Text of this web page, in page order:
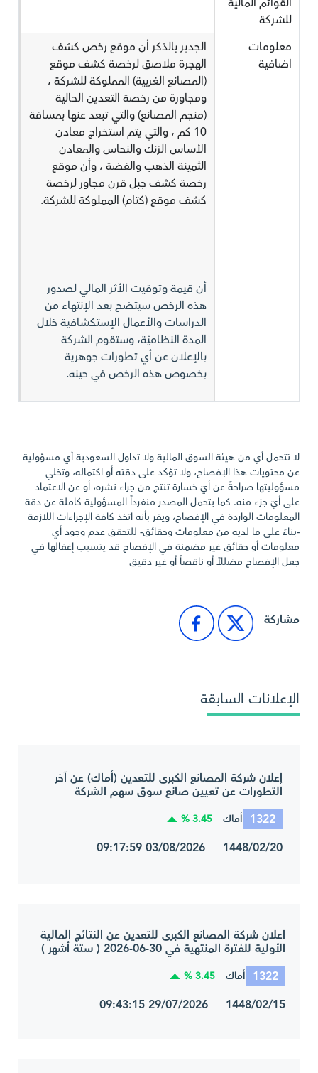
للشركة
معلومات
اضافية
الجدير بالذكر أن موقع رخص كشف
الهجرة ملاصق لرخصة كشف موقع
(المصانع الغربية) المملوكة للشركة ،
ومجاورة من رخصة التعدين الحالية
(منجم المصانع) والتي تبعد عنها بمسافة
10 كم ، والتي يتم استخراج معادن
الأساس الزنك والنحاس والمعادن
الثمينة الذهب والفضة ، وأن موقع
رخصة كشف جبل قرن مجاور لرخصة
كشف موقع (كتام) المملوكة للشركة.
أن قيمة وتوقيت الأثر المالي لصدور
هذه الرخص سيتضح بعد الإنتهاء من
الدراسات والأعمال الإستكشافية خلال
المدة النظاميّة، وستقوم الشركة
بالإعلان عن أي تطورات جوهرية
بخصوص هذه الرخص في حينه.
لا تتحمل أي من هيئة السوق المالية ولا تداول السعودية أي مسؤولية
عن محتويات هذا الإفصاح، ولا تؤكد على دقته أو اكتماله، وتخلي
مسؤوليتها صراحةً عن أيّ خسارة تنتج من جراء نشره، أو عن الاعتماد
على أيّ جزء منه. كما يتحمل المصدر منفرداً المسؤولية كاملة عن دقة
المعلومات الواردة في الإفصاح، ويقر بأنه اتخذ كافة الإجراءات اللازمة
-بناءً على ما لديه من معلومات وحقائق- للتحقق عدم وجود أي
معلومات أو حقائق غير مضمنة في الإفصاح قد يتسبب إغفالها في
جعل الإفصاح مضللاً أو ناقصاً أو غير دقيق
مشاركة
الإعلانات السابقة
إعلان شركة المصانع الكبرى للتعدين (أماك) عن آخر
التطورات عن تعيين صانع سوق سهم الشركة
1322 أماك 3.45 %
1448/02/20 03/08/2026 09:17:59
اعلان شركة المصانع الكبرى للتعدين عن النتائج المالية
الأولية للفترة المنتهية في 30-06-2026 ( ستة أشهر )
1322 أماك 3.45 %
1448/02/15 29/07/2026 09:43:15